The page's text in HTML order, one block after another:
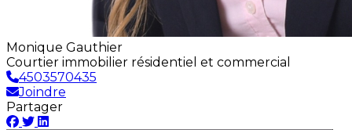
Monique Gauthier
Courtier immobilier résidentiel et commercial
4503570435
Joindre
Partager